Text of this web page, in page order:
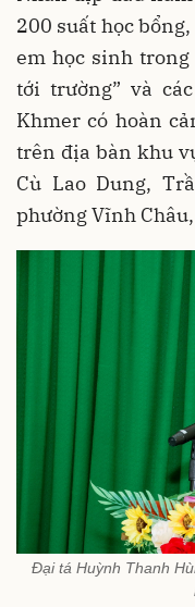
200 suất học
em học sinh
tới trường” và
Khmer có hoàn
trên địa bàn khu
Cù Lao Dung,
phường Vĩnh Châu,
Đại tá Huỳnh Thanh